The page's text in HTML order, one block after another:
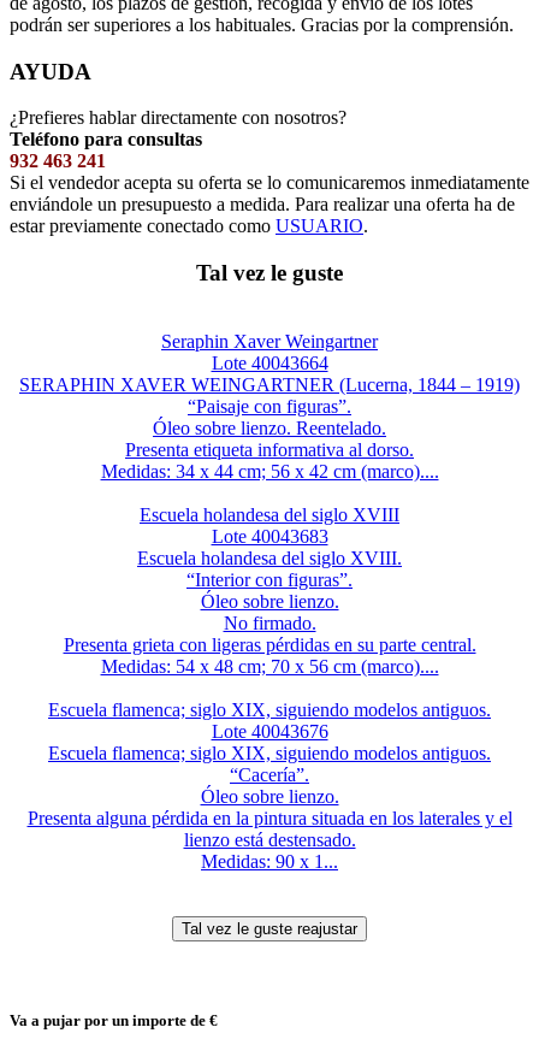
podrán ser superiores a los habituales. Gracias por la comprensión.
AYUDA
¿Prefieres hablar directamente con nosotros?
Teléfono para consultas
932 463 241
Si el vendedor acepta su oferta se lo comunicaremos inmediatamente
enviándole un presupuesto a medida. Para realizar una oferta ha de
estar previamente conectado como USUARIO.
Tal vez le guste
Seraphin Xaver Weingartner
Lote 40043664
SERAPHIN XAVER WEINGARTNER (Lucerna, 1844 – 1919)
“Paisaje con figuras”.
Óleo sobre lienzo. Reentelado.
Presenta etiqueta informativa al dorso.
Medidas: 34 x 44 cm; 56 x 42 cm (marco)....
Escuela holandesa del siglo XVIII
Lote 40043683
Escuela holandesa del siglo XVIII.
“Interior con figuras”.
Óleo sobre lienzo.
No firmado.
Presenta grieta con ligeras pérdidas en su parte central.
Medidas: 54 x 48 cm; 70 x 56 cm (marco)....
Escuela flamenca; siglo XIX, siguiendo modelos antiguos.
Lote 40043676
Escuela flamenca; siglo XIX, siguiendo modelos antiguos.
“Cacería”.
Óleo sobre lienzo.
Presenta alguna pérdida en la pintura situada en los laterales y el
lienzo está destensado.
Medidas: 90 x 1...
Va a pujar por un importe de €